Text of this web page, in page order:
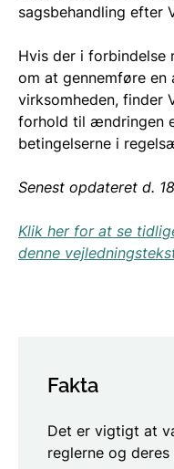
sagsbehandling efter
Hvis der i forbindelse
om at gennemføre
virksomheden, finder
forhold til ændringen
betingelserne i
Senest opdateret d.
Klik her for at se
denne
Fakta
Det er vigtigt at
reglerne og